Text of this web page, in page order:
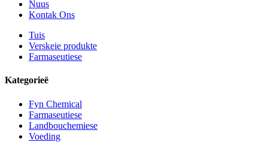
Nuus
Kontak Ons
Tuis
Verskeie produkte
Farmaseutiese
Kategorieë
Fyn Chemical
Farmaseutiese
Landbouchemiese
Voeding